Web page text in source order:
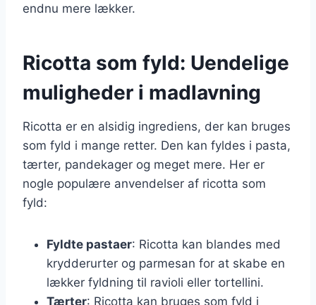
endnu mere lækker.
Ricotta som fyld: Uendelige
muligheder i madlavning
Ricotta er en alsidig ingrediens, der kan bruges
som fyld i mange retter. Den kan fyldes i pasta,
tærter, pandekager og meget mere. Her er
nogle populære anvendelser af ricotta som
fyld:
Fyldte pastaer: Ricotta kan blandes med
krydderurter og parmesan for at skabe en
lækker fyldning til ravioli eller tortellini.
Tærter: Ricotta kan bruges som fyld i